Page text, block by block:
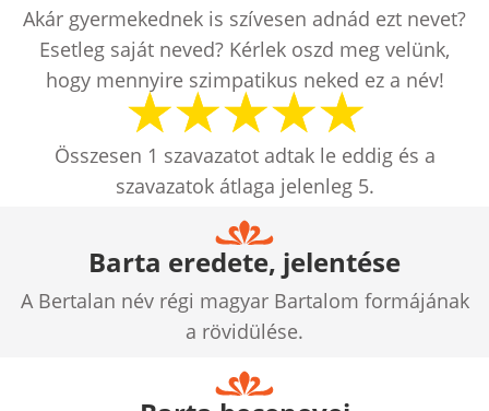
Akár gyermekednek is szívesen adnád ezt nevet?
Esetleg saját neved? Kérlek oszd meg velünk,
hogy mennyire szimpatikus neked ez a név!
Összesen 1 szavazatot adtak le eddig és a
szavazatok átlaga jelenleg 5.
Barta eredete, jelentése
A Bertalan név régi magyar Bartalom formájának
a rövidülése.